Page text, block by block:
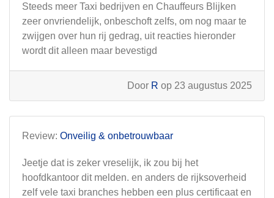
Steeds meer Taxi bedrijven en Chauffeurs Blijken
zeer onvriendelijk, onbeschoft zelfs, om nog maar te
zwijgen over hun rij gedrag, uit reacties hieronder
wordt dit alleen maar bevestigd
Door R op 23 augustus 2025
Review: Onveilig & onbetrouwbaar
Jeetje dat is zeker vreselijk, ik zou bij het
hoofdkantoor dit melden. en anders de rijksoverheid
zelf vele taxi branches hebben een plus certificaat en